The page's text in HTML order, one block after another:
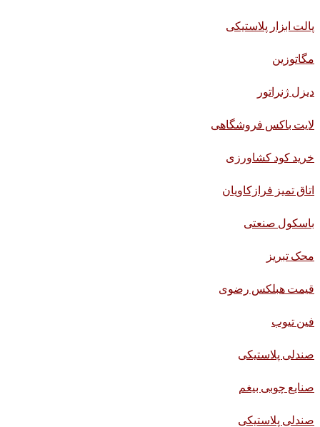
پالت ابزار پلاستیکی
مگاتوزین
دیزل ژنراتور
لایت باکس فروشگاهی
خرید کود کشاورزی
اتاق تمیز فرازکاویان
باسکول صنعتی
محک تبریز
قیمت هبلکس رضوی
فین تیوب
صندلی پلاستیکی
صنایع چوبی بیغم
صندلی پلاستیکی